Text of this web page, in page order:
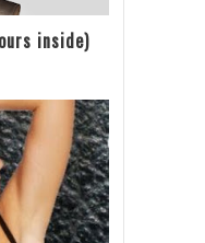
inside)